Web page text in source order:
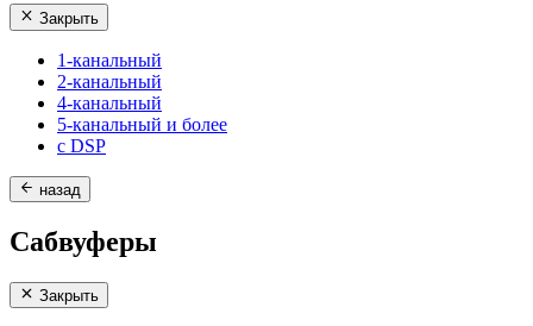
Закрыть
1-канальный
2-канальный
4-канальный
5-канальный и более
с DSP
назад
Сабвуферы
Закрыть